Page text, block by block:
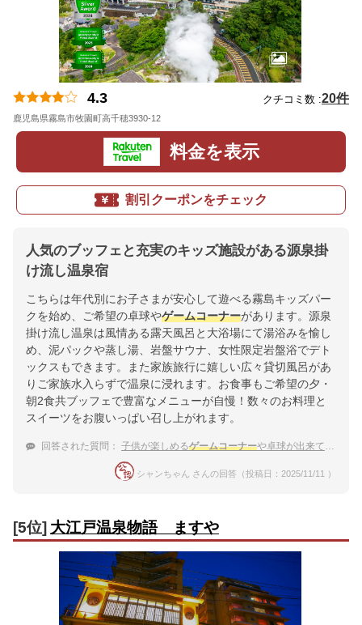
4.3 クチコミ数 :20件
鹿児島県霧島市牧園町高千穂3930-12
料金を表示
割引クーポンをチェック
人気のブッフェと充実のキッズ施設がある源泉掛
け流し温泉宿
こちらは年代別にお子さまが安心して遊べる霧島キッズパー
クを始め、ご希望の卓球やゲームコーナーがあります。源泉
掛け流し温泉は風情ある露天風呂と大浴場にて湯浴みを愉し
め、泥パックや蒸し湯、岩盤サウナ、女性限定岩盤浴でデト
ックスもできます。また家族旅行に嬉しい広々貸切風呂があ
りご家族水入らずで温泉に浸れます。お食事もご希望の夕・
朝2食共ブッフェで豊富なメニューが自慢！数々のお料理と
スイーツをお腹いっぱい召し上がれます。
回答された質問： 子供が楽しめるゲームコーナーや卓球が出来て、食事がバイキングの霧島温泉の宿はありますか？
シャンちゃん さんの回答（投稿日：2025/11/11 ）
[5位] 大江戸温泉物語 ますや